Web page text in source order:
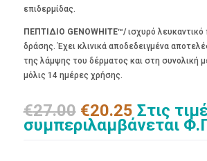
επιδερμίδας.
ΠΕΠΤΙΔΙΟ GENOWHITE™/ισχυρό λευκαντικό
δράσης. Έχει κλινικά αποδεδειγμένα
της λάμψης του δέρματος και στη συνολική
μόλις 14 ημέρες χρήσης.
€27.00 Original
price
was:
€20.25Η
τρέχουσα
Στις
συμπεριλαμβάνεται